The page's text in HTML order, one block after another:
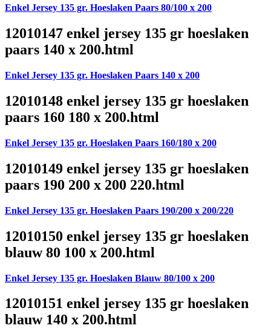
Enkel Jersey 135 gr. Hoeslaken Paars 80/100 x 200
12010147 enkel jersey 135 gr hoeslaken
paars 140 x 200.html
Enkel Jersey 135 gr. Hoeslaken Paars 140 x 200
12010148 enkel jersey 135 gr hoeslaken
paars 160 180 x 200.html
Enkel Jersey 135 gr. Hoeslaken Paars 160/180 x 200
12010149 enkel jersey 135 gr hoeslaken
paars 190 200 x 200 220.html
Enkel Jersey 135 gr. Hoeslaken Paars 190/200 x 200/220
12010150 enkel jersey 135 gr hoeslaken
blauw 80 100 x 200.html
Enkel Jersey 135 gr. Hoeslaken Blauw 80/100 x 200
12010151 enkel jersey 135 gr hoeslaken
blauw 140 x 200.html